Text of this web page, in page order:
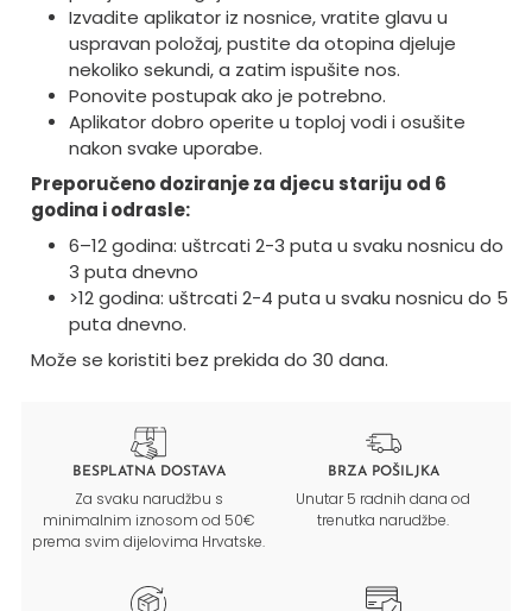
Izvadite aplikator iz nosnice, vratite glavu u
uspravan položaj, pustite da otopina djeluje
nekoliko sekundi, a zatim ispušite nos.
Ponovite postupak ako je potrebno.
Aplikator dobro operite u toploj vodi i osušite
nakon svake uporabe.
Preporučeno doziranje za djecu stariju od 6
godina i odrasle:
6–12 godina: uštrcati 2-3 puta u svaku nosnicu do
3 puta dnevno
>12 godina: uštrcati 2-4 puta u svaku nosnicu do 5
puta dnevno.
Može se koristiti bez prekida do 30 dana.
BESPLATNA DOSTAVA
Za svaku narudžbu s
minimalnim iznosom od 50€
prema svim dijelovima Hrvatske.
BRZA POŠILJKA
Unutar 5 radnih dana od
trenutka narudžbe.